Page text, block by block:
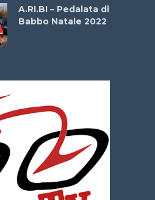
A.RI.BI – Pedalata di
Babbo Natale 2022